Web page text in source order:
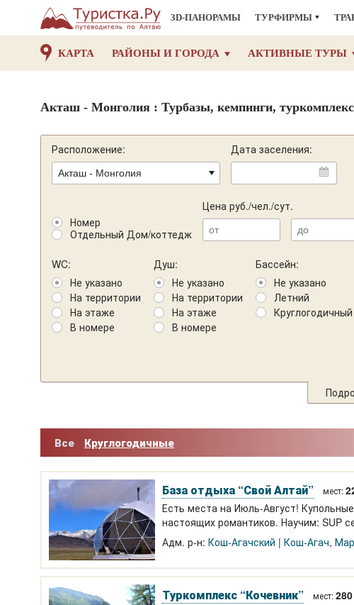
3D-ПАНОРАМЫ ТУРФИРМЫ
КАРТА РАЙОНЫ И ГОРОДА АКТИВНЫЕ ТУРЫ
Акташ - Монголия : Турбазы, кемпинги,
Расположение: Дата заселения:
Номер
Отдельный Дом/коттедж
Цена руб./чел./сут.
WC:
Не указано
На территории
На этаже
В номере
Душ:
Не указано
На территории
На этаже
В номере
Бассейн:
Не указано
Летний
Круглогодичный
Все Круглогодичные
База отдыха “Свой Алтай” мест:
Есть места на Июль-Август!
настоящих романтиков. Научим: SUP
Адм. р-н: Кош-Агачский Кош-Агач,
Туркомплекс “Кочевник” мест:280